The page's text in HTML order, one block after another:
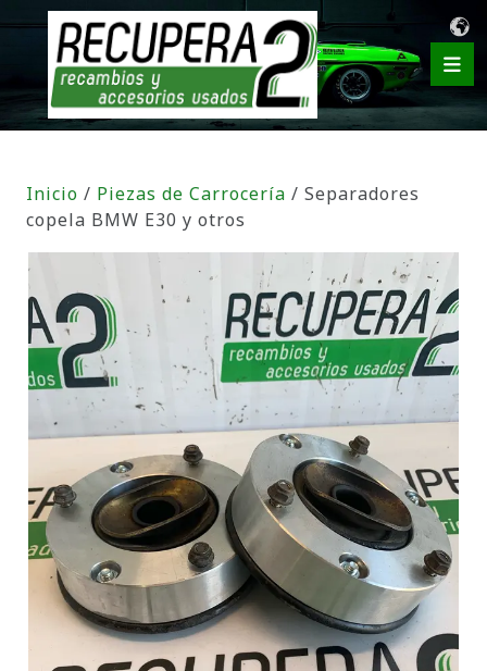
Inicio / Piezas de Carrocería / Separadores
copela BMW E30 y otros